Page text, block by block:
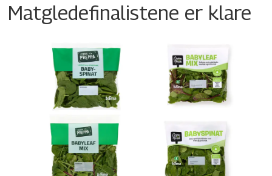
Matgledefinalistene er klare